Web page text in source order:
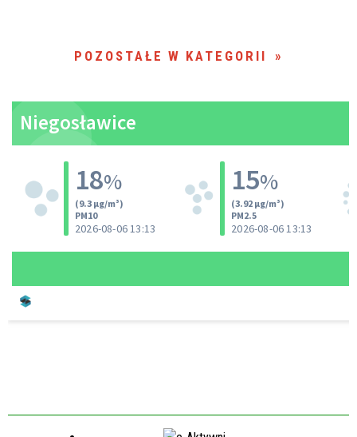
POZOSTAŁE W KATEGORII